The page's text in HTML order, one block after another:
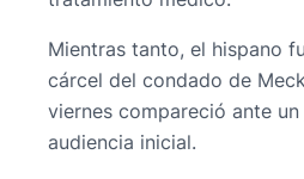
Mientras tanto, el hispano
cárcel del condado de
viernes compareció ante
audiencia inicial.